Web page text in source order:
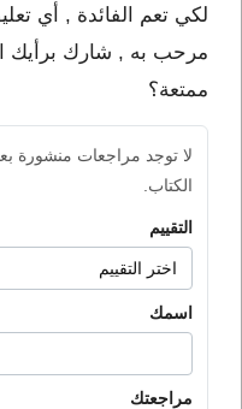
لكي تعم الفائدة , أي
مرحب به , شارك برأيك
ممتعة؟
لا توجد مراجعات منشورة
الكتاب.
التقييم
اسمك
مراجعتك